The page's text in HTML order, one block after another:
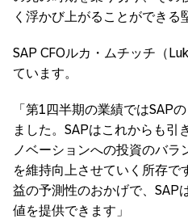
く浮かび上がることができる
SAP CFOルカ・ムチッチ（
ています。
「第1四半期の業績ではSAP
ました。SAPはこれからも引
ノベーションへの投資のバ
を維持向上させていく所存で
益の予測性のおかげで、SAP
値を提供できます」